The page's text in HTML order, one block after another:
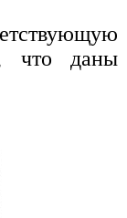
что даны